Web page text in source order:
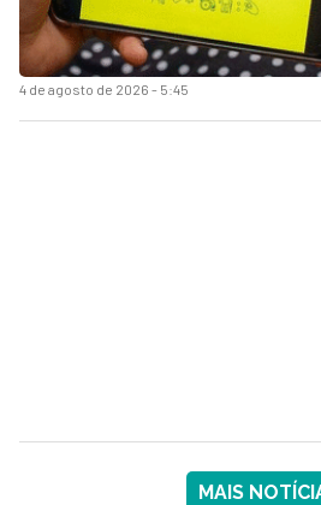
4 de agosto de 2026 - 5:45
MAIS